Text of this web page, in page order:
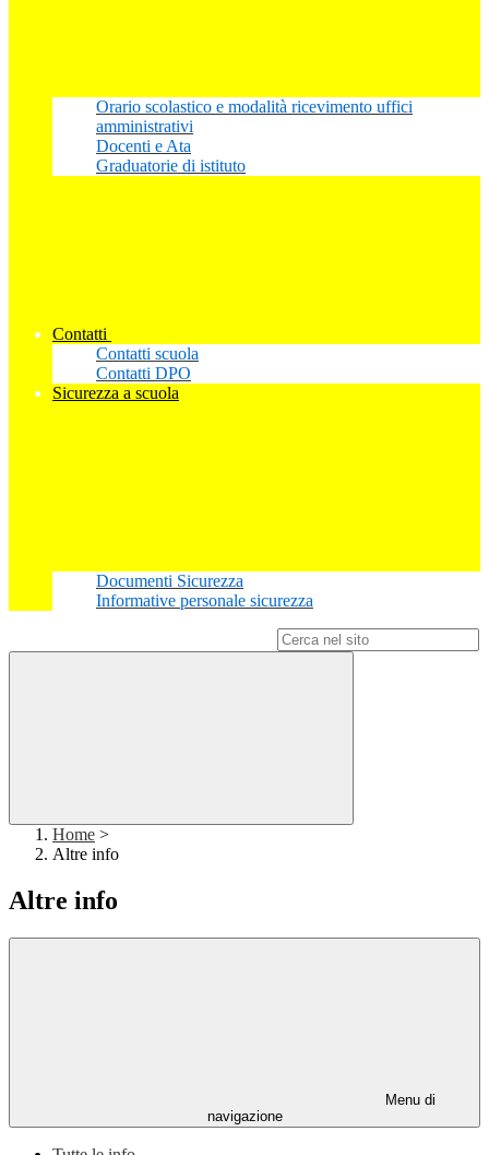
Orario scolastico e modalità ricevimento uffici
amministrativi
Docenti e Ata
Graduatorie di istituto
Contatti
Contatti scuola
Contatti DPO
Sicurezza a scuola
Documenti Sicurezza
Informative personale sicurezza
Home >
Altre info
Altre info
Menu di
navigazione